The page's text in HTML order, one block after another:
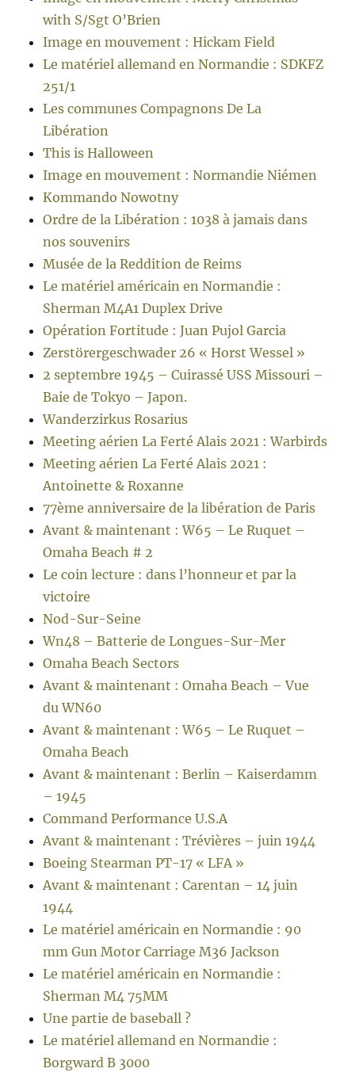
with S/Sgt O’Brien
Image en mouvement : Hickam Field
Le matériel allemand en Normandie : SDKFZ
251/1
Les communes Compagnons De La
Libération
This is Halloween
Image en mouvement : Normandie Niémen
Kommando Nowotny
Ordre de la Libération : 1038 à jamais dans
nos souvenirs
Musée de la Reddition de Reims
Le matériel américain en Normandie :
Sherman M4A1 Duplex Drive
Opération Fortitude : Juan Pujol Garcia
Zerstörergeschwader 26 « Horst Wessel »
2 septembre 1945 – Cuirassé USS Missouri –
Baie de Tokyo – Japon.
Wanderzirkus Rosarius
Meeting aérien La Ferté Alais 2021 : Warbirds
Meeting aérien La Ferté Alais 2021 :
Antoinette & Roxanne
77ème anniversaire de la libération de Paris
Avant & maintenant : W65 – Le Ruquet –
Omaha Beach # 2
Le coin lecture : dans l’honneur et par la
victoire
Nod-Sur-Seine
Wn48 – Batterie de Longues-Sur-Mer
Omaha Beach Sectors
Avant & maintenant : Omaha Beach – Vue
du WN60
Avant & maintenant : W65 – Le Ruquet –
Omaha Beach
Avant & maintenant : Berlin – Kaiserdamm
– 1945
Command Performance U.S.A
Avant & maintenant : Trévières – juin 1944
Boeing Stearman PT-17 « LFA »
Avant & maintenant : Carentan – 14 juin
1944
Le matériel américain en Normandie : 90
mm Gun Motor Carriage M36 Jackson
Le matériel américain en Normandie :
Sherman M4 75MM
Une partie de baseball ?
Le matériel allemand en Normandie :
Borgward B 3000